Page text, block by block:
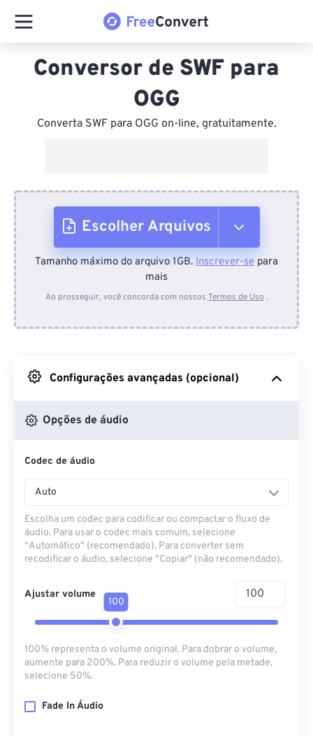
Conversor de SWF para
OGG
Converta SWF para OGG on-line, gratuitamente.
Escolher Arquivos
Do dispositivo
Do Google Drive
Do OneDrive
Tamanho máximo do arquivo 1GB. Inscrever-se para
mais
Ao prosseguir, você concorda com nossos Termos de Uso .
Configurações avançadas (opcional)
Opções de áudio
Codec de áudio
Auto
Escolha um codec para codificar ou compactar o fluxo de
áudio. Para usar o codec mais comum, selecione
"Automático" (recomendado). Para converter sem
recodificar o áudio, selecione "Copiar" (não recomendado).
Ajustar volume
100
100% representa o volume original. Para dobrar o volume,
aumente para 200%. Para reduzir o volume pela metade,
selecione 50%.
Fade In Áudio